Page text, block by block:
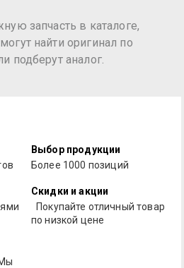
запчасть в каталоге,
найти оригинал по
подберут аналог.
Выбор продукции
Более 1000 позиций
Скидки и акции
Покупайте отличный товар
по низкой цене